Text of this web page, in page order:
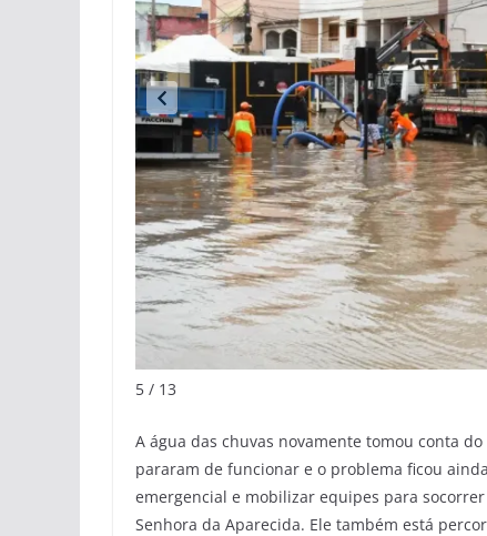
5 / 13
A água das chuvas novamente tomou conta
pararam de funcionar e o problema ficou
emergencial e mobilizar equipes para
Senhora da Aparecida. Ele também está